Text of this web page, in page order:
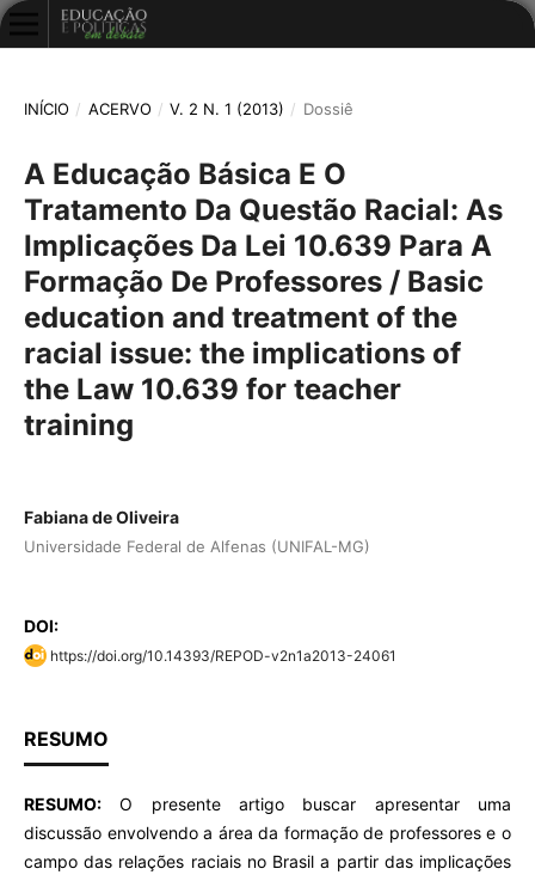
INÍCIO / ACERVO / V. 2 N. 1 (2013) / Dossiê
A Educação Básica E O
Tratamento Da Questão Racial: As
Implicações Da Lei 10.639 Para A
Formação De Professores / Basic
education and treatment of the
racial issue: the implications of
the Law 10.639 for teacher
training
Fabiana de Oliveira
Universidade Federal de Alfenas (UNIFAL-MG)
DOI:
https://doi.org/10.14393/REPOD-v2n1a2013-24061
RESUMO
RESUMO:O presente artigo buscar apresentar uma
discussão envolvendo a área da formação de professores e o
campo das relações raciais no Brasil a partir das implicações